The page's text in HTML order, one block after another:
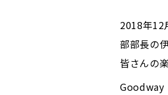
2018年12
部部長の
皆さんの
Goodway